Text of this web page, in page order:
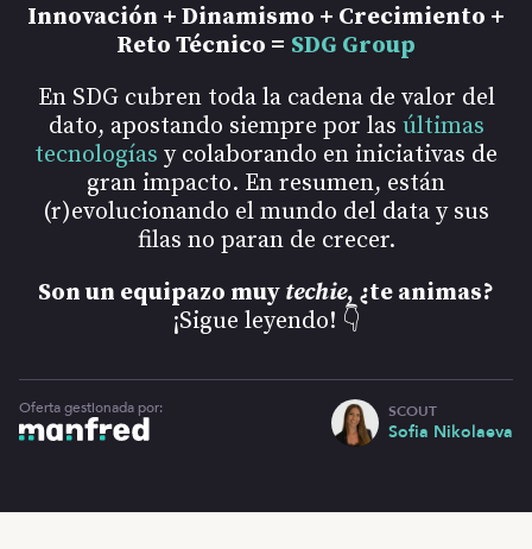
Innovación + Dinamismo + Crecimiento +
Reto Técnico = SDG Group
En SDG cubren toda la cadena de valor del
dato, apostando siempre por las últimas
tecnologías y colaborando en iniciativas de
gran impacto. En resumen, están
(r)evolucionando el mundo del data y sus
filas no paran de crecer.
Son un equipazo muy techie, ¿te animas?
¡Sigue leyendo! 👇
Oferta gestionada por: SCOUT
Sofia Nikolaeva